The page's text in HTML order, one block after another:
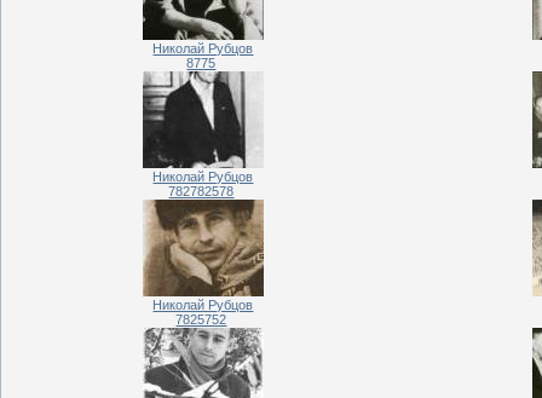
Николай Рубцов
8775
Николай Рубцов
782782578
Николай Рубцов
7825752